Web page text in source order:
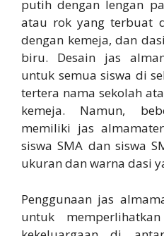
putih dengan lengan
atau rok yang terbuat
dengan kemeja, dan
biru. Desain jas
untuk semua siswa di
tertera nama sekolah
kemeja. Namun,
memiliki jas
siswa SMA dan siswa
ukuran dan warna dasi
Penggunaan jas
untuk